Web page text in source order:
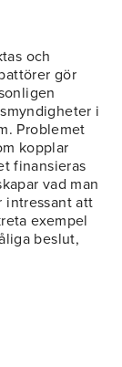
och
gör
i
Problemet
kopplar
finansieras
vad man
intressant att
exempel
beslut,